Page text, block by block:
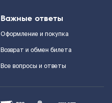
Важные ответы
Оформление и покупка
Возврат и обмен билета
Все вопросы и ответы